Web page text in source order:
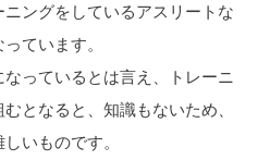
ングをしているアスリートな
ています。
っているとは言え、トレーニ
となると、知識もないため、
いものです。